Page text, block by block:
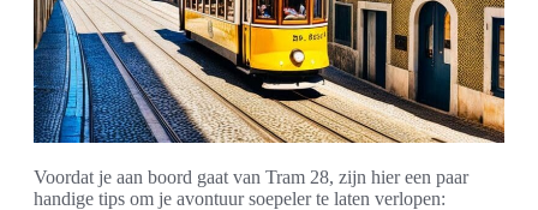
Voordat je aan boord gaat van Tram 28, zijn hier een paar
handige tips om je avontuur soepeler te laten verlopen: